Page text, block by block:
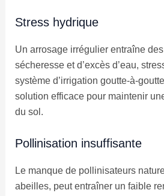
Stress hydrique
Un arrosage irrégulier entraîne
sécheresse et d’excès d’eau,
système d’irrigation goutte-à-
solution efficace pour maintenir
du sol.
Pollinisation insuffisante
Le manque de pollinisateurs
abeilles, peut entraîner un faible